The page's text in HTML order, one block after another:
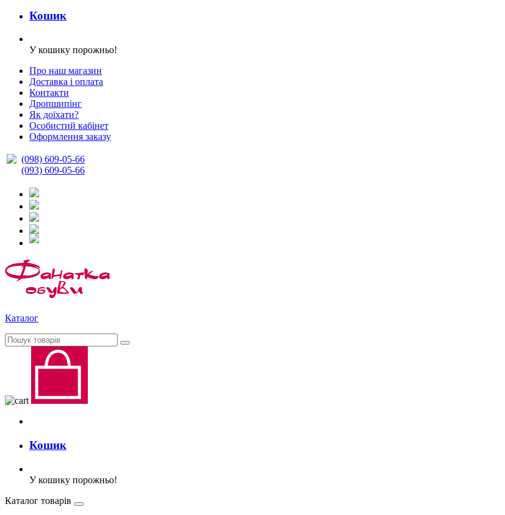
Кошик
У кошику порожньо!
Про наш магазин
Доставка і оплата
Контакти
Дропшипінг
Як доїхати?
Особистий кабінет
Оформлення заказу
(098) 609-05-66
(093) 609-05-66
Каталог
Кошик
У кошику порожньо!
Каталог товарів